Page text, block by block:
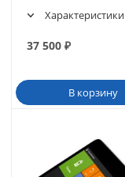
Характеристики
37 500 ₽
В корзину